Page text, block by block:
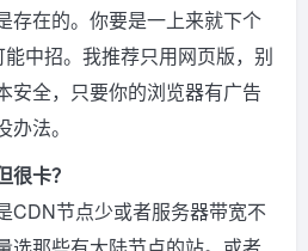
存在的。你要是一上来就下个
中招。我推荐只用网页版，别
安全，只要你的浏览器有广告
法。
很卡？
CDN节点少或者服务器带宽不